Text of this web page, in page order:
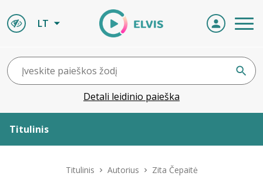
LT
Detali leidinio paieška
Titulinis
Titulinis Autorius Zita Čepaitė